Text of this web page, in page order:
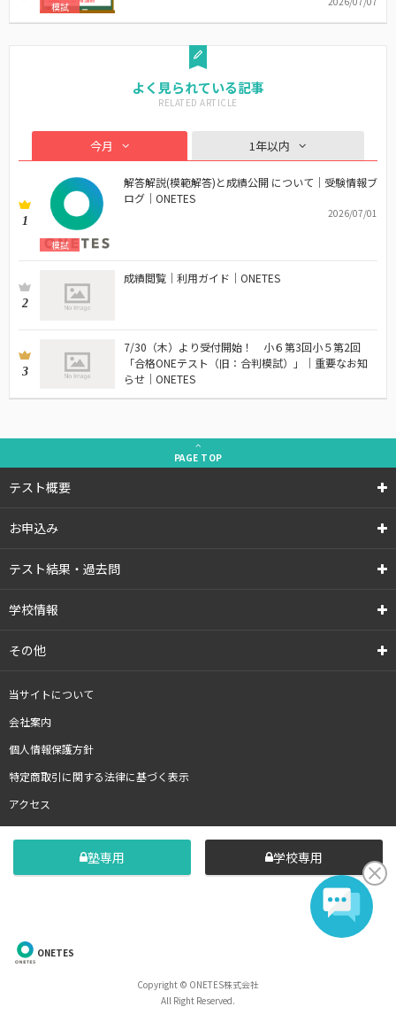
模試
よく見られている記事
今月 1年以内
1
模試
解答解説(模範解答)と成績公開 について｜受験情報ブ
ログ｜ONETES
2026/07/01
2
成績閲覧｜利用ガイド｜ONETES
3
7/30（木）より受付開始！ 小６第3回小５第2回
「合格ONEテスト（旧：合判模試）」｜重要なお知
らせ｜ONETES
PAGE TOP
テスト概要
お申込み
テスト結果・過去問
学校情報
その他
当サイトについて
会社案内
個人情報保護方針
特定商取引に関する法律に基づく表示
アクセス
塾専用 学校専用
ONETES
Copyright © ONETES株式会社
All Right Reserved.